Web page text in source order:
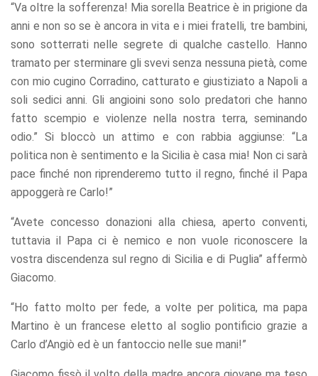
“Va oltre la sofferenza! Mia sorella Beatrice è in prigione da
anni e non so se è ancora in vita e i miei fratelli, tre bambini,
sono sotterrati nelle segrete di qualche castello. Hanno
tramato per sterminare gli svevi senza nessuna pietà, come
con mio cugino Corradino, catturato e giustiziato a Napoli a
soli sedici anni. Gli angioini sono solo predatori che hanno
fatto scempio e violenze nella nostra terra, seminando
odio.” Si bloccò un attimo e con rabbia aggiunse: “La
politica non è sentimento e la Sicilia è casa mia! Non ci sarà
pace finché non riprenderemo tutto il regno, finché il Papa
appoggerà re Carlo!”
“Avete concesso donazioni alla chiesa, aperto conventi,
tuttavia il Papa ci è nemico e non vuole riconoscere la
vostra discendenza sul regno di Sicilia e di Puglia” affermò
Giacomo.
“Ho fatto molto per fede, a volte per politica, ma papa
Martino è un francese eletto al soglio pontificio grazie a
Carlo d’Angiò ed è un fantoccio nelle sue mani!”